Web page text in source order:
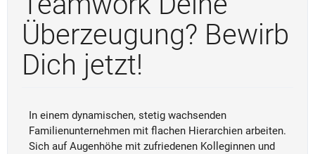
Überzeugung? Bewirb
Dich jetzt!
In einem dynamischen, stetig wachsenden
Familienunternehmen mit flachen Hierarchien arbeiten.
Sich auf Augenhöhe mit zufriedenen Kolleginnen und